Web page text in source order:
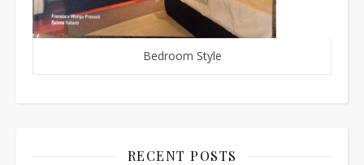
Bedroom Style
RECENT POSTS